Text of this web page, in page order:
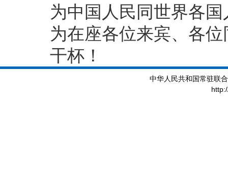
为中国人民同世界各
为在座各位来宾、各
干杯！
中华人民共和国常驻联